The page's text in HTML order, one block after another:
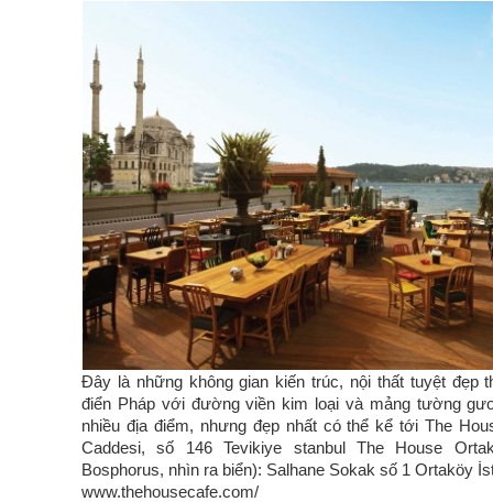
Đây là những không gian kiến trúc, nội thất tuyệt đẹp
điển Pháp với đường viền kim loại và mảng tường
nhiều địa điểm, nhưng đẹp nhất có thể kể tới The
Caddesi, số 146 Tevikiye stanbul The House
Bosphorus, nhìn ra biển): Salhane Sokak số 1 Ortaköy
www.thehousecafe.com/